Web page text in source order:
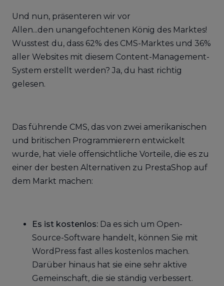
Und nun, präsenteren wir vor
Allen...den unangefochtenen König des Marktes!
Wusstest du, dass 62% des CMS-Marktes und 36%
aller Websites mit diesem Content-Management-
System erstellt werden? Ja, du hast richtig
gelesen.
Das führende CMS, das von zwei amerikanischen
und britischen Programmierern entwickelt
wurde, hat viele offensichtliche Vorteile, die es zu
einer der besten Alternativen zu PrestaShop auf
dem Markt machen:
Es ist kostenlos: Da es sich um Open-
Source-Software handelt, können Sie mit
WordPress fast alles kostenlos machen.
Darüber hinaus hat sie eine sehr aktive
Gemeinschaft, die sie ständig verbessert.